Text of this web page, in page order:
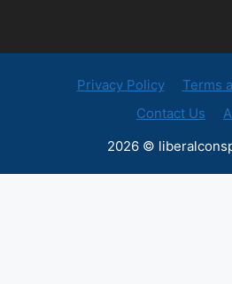
Privacy Policy
Terms
Contact Us
2026 ©